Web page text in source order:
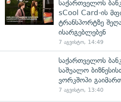
საქართველოს
sCool Card-ის
ტრანსპორტზე
ისარგებლებენ
7 აგვისტო, 14:49
საქართველოს
საშუალო
ვორკშოპი
7 აგვისტო, 13:40